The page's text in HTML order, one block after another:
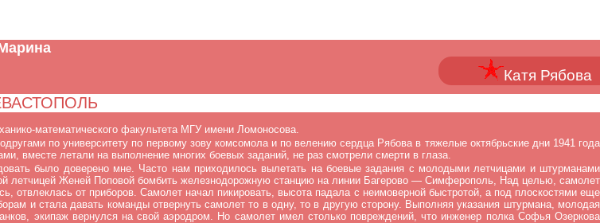
Катя Рябова
математического факультета МГУ имени Ломоносова.
по университету по первому зову комсомола и по велению сердца Рябова в тяжелые октябрьские дни 1941 года
вместе летали на выполнение многих боевых заданий, не раз смотрели смерти в глаза.
было доверено мне. Часто нам приходилось вылетать на боевые задания с молодыми летчицами и штурманами
летчицей Женей Поповой бомбить железнодорожную станцию на линии Багерово — Симферополь, Над целью, самолет
отвлеклась от приборов. Самолет начал пикировать, высота падала с неимоверной быстротой, а под плоскостями еще
и стала давать команды отвернуть самолет то в одну, то в другую сторону. Выполняя указания штурмана, молодая
экипаж вернулся на свой аэродром. Но самолет имел столько повреждений, что инженер полка Софья Озеркова